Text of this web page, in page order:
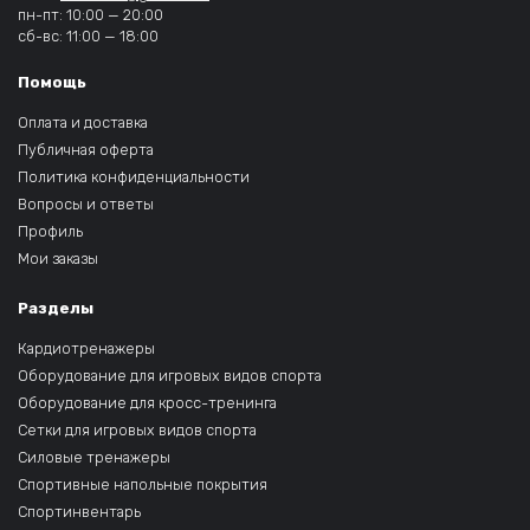
пн-пт: 10:00 — 20:00
сб-вс: 11:00 — 18:00
Помощь
Оплата и доставка
Публичная оферта
Политика конфиденциальности
Вопросы и ответы
Профиль
Мои заказы
Разделы
Кардиотренажеры
Оборудование для игровых видов спорта
Оборудование для кросс-тренинга
Сетки для игровых видов спорта
Силовые тренажеры
Спортивные напольные покрытия
Спортинвентарь